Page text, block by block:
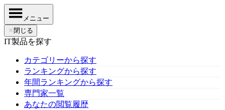
メニュー
✕ 閉じる
IT製品を探す
カテゴリーから探す
ランキングから探す
年間ランキングから探す
専門家一覧
あなたの閲覧履歴